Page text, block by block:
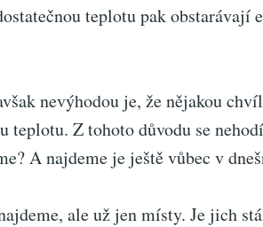
teplotu pak
nevýhodou je, že nějakou
teplotu. Z tohoto důvodu se
A najdeme je ještě vůbec v
ale už jen místy. Je jich